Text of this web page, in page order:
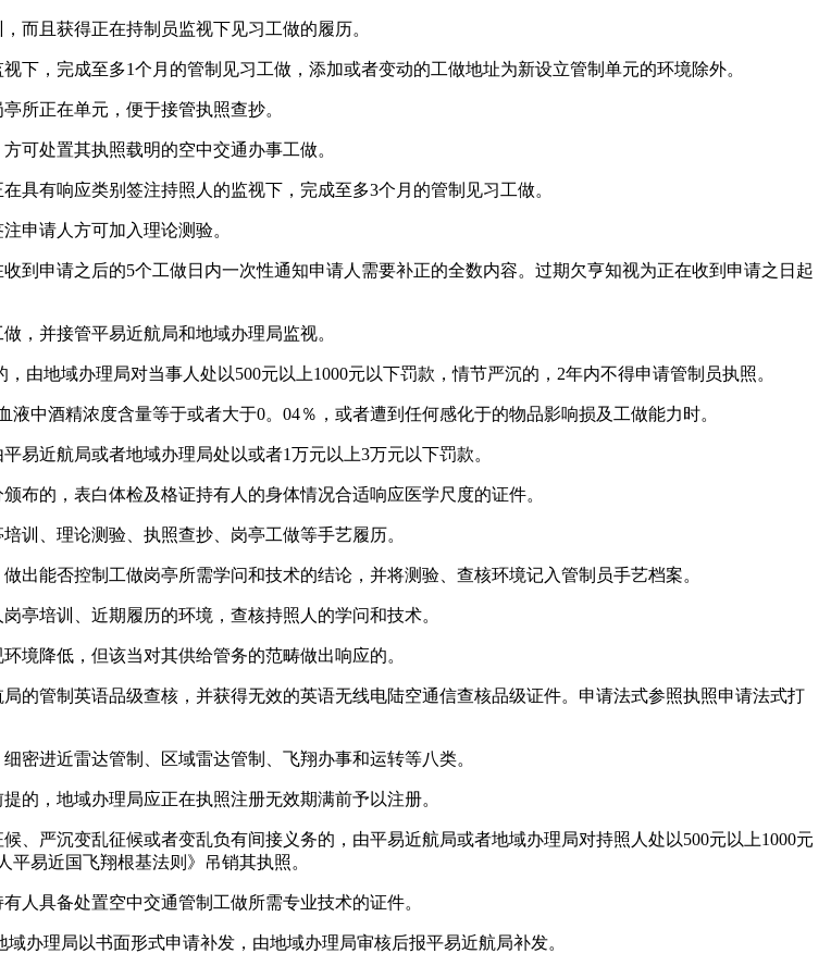
且获得正在持制员监视下见习工做的履历。
，完成至多1个月的管制见习工做，添加或者变动的工做地址为新设立管制单元的环境除外。
正在单元，便于接管执照查抄。
处置其执照载明的空中交通办事工做。
有响应类别签注持照人的监视下，完成至多3个月的管制见习工做。
申请人方可加入理论测验。
申请之后的5个工做日内一次性通知申请人需要补正的全数内容。过期欠亨知视为正在收到申请之日起
并接管平易近航局和地域办理局监视。
地域办理局对当事人处以500元以上1000元以下罚款，情节严沉的，2年内不得申请管制员执照。
酒精浓度含量等于或者大于0。04％，或者遭到任何感化于的物品影响损及工做能力时。
近航局或者地域办理局处以或者1万元以上3万元以下罚款。
的，表白体检及格证持有人的身体情况合适响应医学尺度的证件。
、理论测验、执照查抄、岗亭工做等手艺履历。
能否控制工做岗亭所需学问和技术的结论，并将测验、查核环境记入管制员手艺档案。
培训、近期履历的环境，查核持照人的学问和技术。
降低，但该当对其供给管务的范畴做出响应的。
管制英语品级查核，并获得无效的英语无线电陆空通信查核品级证件。申请法式参照执照申请法式打
进近雷达管制、区域雷达管制、飞翔办事和运转等八类。
，地域办理局应正在执照注册无效期满前予以注册。
严沉变乱征候或者变乱负有间接义务的，由平易近航局或者地域办理局对持照人处以500元以上1000元
易近国飞翔根基法则》吊销其执照。
具备处置空中交通管制工做所需专业技术的证件。
理局以书面形式申请补发，由地域办理局审核后报平易近航局补发。